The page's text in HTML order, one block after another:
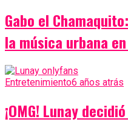
Gabo el
la música urbana
Entretenimiento6 años atrás
¡OMG! Lunay